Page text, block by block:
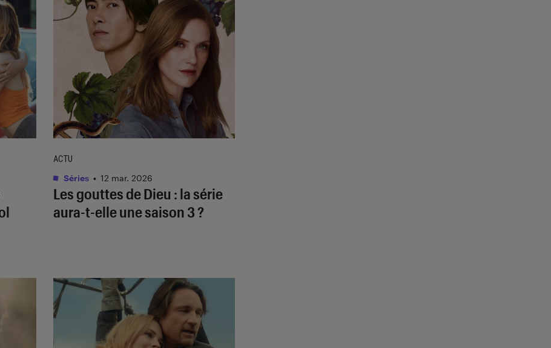
Les gouttes de Dieu : la série
aura-t-elle une saison 3 ?
ACTU
Séries • 12 mar. 2026